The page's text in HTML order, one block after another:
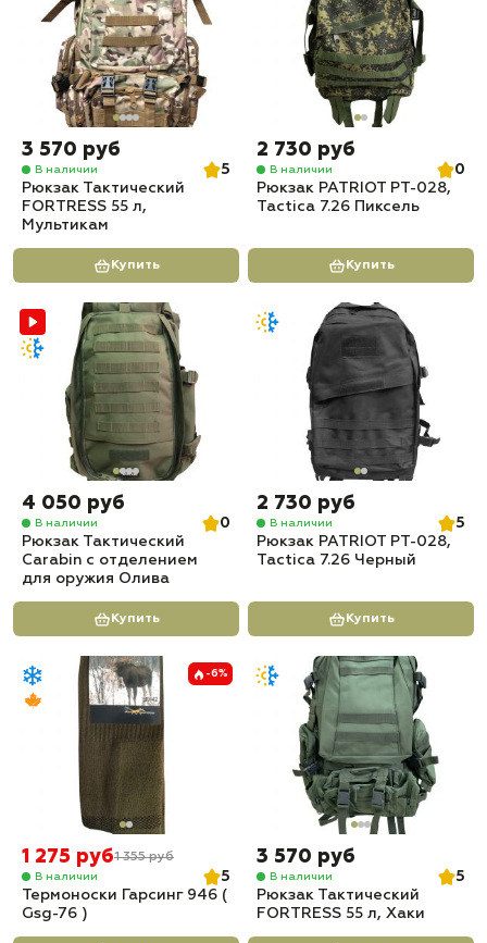
3 570 руб
В наличии
5
Рюкзак Тактический
FORTRESS 55 л,
Мультикам
Купить
2 730 руб
В наличии
0
Рюкзак PATRIOT РТ-028,
Tactica 7.26 Пиксель
Купить
4 050 руб
В наличии
0
Рюкзак Тактический
Carabin с отделением
для оружия Олива
Купить
2 730 руб
В наличии
5
Рюкзак PATRIOT РТ-028,
Tactica 7.26 Черный
Купить
-6%
1 275 руб1 355 руб
В наличии
5
Термоноски Гарсинг 946 (
Gsg-76 )
3 570 руб
В наличии
5
Рюкзак Тактический
FORTRESS 55 л, Хаки